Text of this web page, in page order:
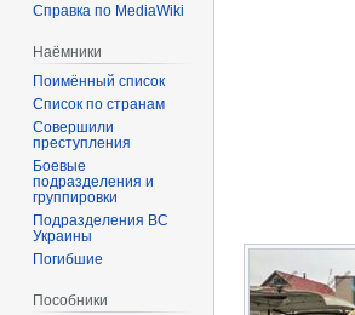
Справка по MediaWiki
Наёмники
Поимённый список
Список по странам
Совершили
преступления
Боевые
подразделения и
группировки
Подразделения ВС
Украины
Погибшие
Пособники